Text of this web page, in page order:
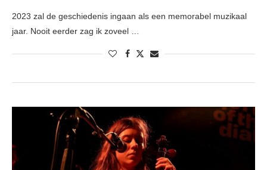
2023 zal de geschiedenis ingaan als een memorabel muzikaal
jaar. Nooit eerder zag ik zoveel …